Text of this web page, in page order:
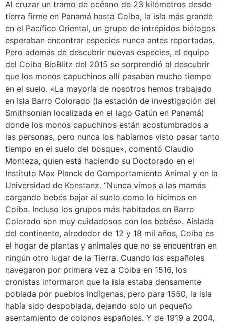
Al cruzar un tramo de océano de 23 kilómetros desde
tierra firme en Panamá hasta Coiba, la isla más grande
en el Pacífico Oriental, un grupo de intrépidos biólogos
esperaban encontrar especies nunca antes reportadas.
Pero además de descubrir nuevas especies, el equipo
del Coiba BioBlitz del 2015 se sorprendió al descubrir
que los monos capuchinos allí pasaban mucho tiempo
en el suelo. «La mayoría de nosotros hemos trabajado
en Isla Barro Colorado (la estación de investigación del
Smithsonian localizada en el lago Gatún en Panamá)
donde los monos capuchinos están acostumbrados a
las personas, pero nunca los habíamos visto pasar tanto
tiempo en el suelo del bosque», comentó Claudio
Monteza, quien está haciendo su Doctorado en el
Instituto Max Planck de Comportamiento Animal y en la
Universidad de Konstanz. “Nunca vimos a las mamás
cargando bebés bajar al suelo como lo hicimos en
Coiba. Incluso los grupos más habitados en Barro
Colorado son muy cuidadosos con los bebés». Aislada
del continente, alrededor de 12 y 18 mil años, Coiba es
el hogar de plantas y animales que no se encuentran en
ningún otro lugar de la Tierra. Cuando los españoles
navegaron por primera vez a Coiba en 1516, los
cronistas informaron que la isla estaba densamente
poblada por pueblos indígenas, pero para 1550, la isla
había sido despoblada, dejando solo un pequeño
asentamiento de colonos españoles. Y de 1919 a 2004,